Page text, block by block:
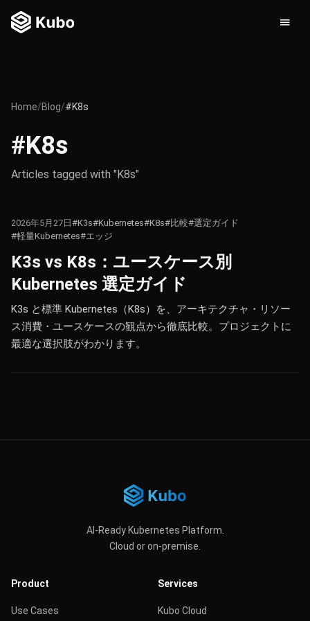
Home/Blog/#K8s
#K8s
Articles tagged with "K8s"
2026年5月27日 #K3s#Kubernetes#K8s#比較#選定ガイド
#軽量Kubernetes#エッジ
K3s vs K8s：ユースケース別
Kubernetes 選定ガイド
K3s と標準 Kubernetes（K8s）を、アーキテクチャ・リソー
ス消費・ユースケースの観点から徹底比較。プロジェクトに
最適な選択肢がわかります。
AI-Ready Kubernetes Platform.
Cloud or on-premise.
Product
Use Cases
Services
Kubo Cloud